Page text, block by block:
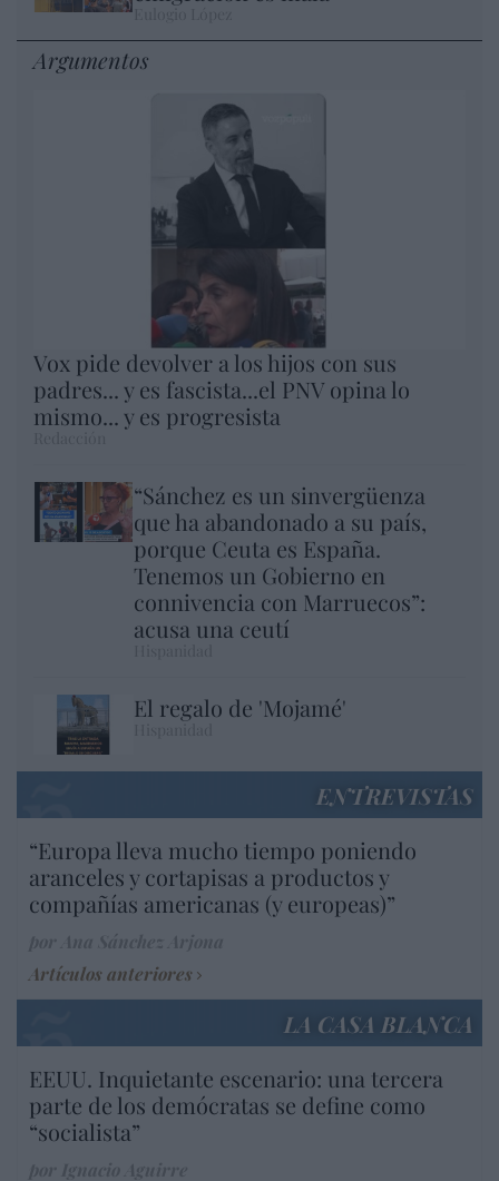
Argumentos
Vox pide devolver a los hijos con sus
padres... y es fascista...el PNV opina lo
mismo... y es progresista
“Sánchez es un sinvergüenza
que ha abandonado a su país,
porque Ceuta es España.
Tenemos un Gobierno en
connivencia con Marruecos”:
acusa una ceutí
El regalo de 'Mojamé'
ENTREVISTAS
“Europa lleva mucho tiempo poniendo
aranceles y cortapisas a productos y
compañías americanas (y europeas)”
Artículos anteriores
LA CASA BLANCA
EEUU. Inquietante escenario: una tercera
parte de los demócratas se define como
“socialista”